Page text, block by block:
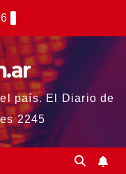
país. El Diario de
2245